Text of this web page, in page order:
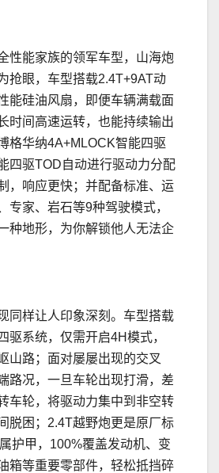
性能家族的领军车型，山海炮
抢眼，车型搭载2.4T+9AT动
能硅油风扇，即便车辆满载面
时间高速运转，也能持续输出
格华纳4A+MLOCK智能四驱
四驱TOD自动进行驱动力分配
，响应更快；并配备标准、运
专家、岩石等9种驾驶模式，
种地形，为你解锁他人无法企
同样让人印象深刻。车型搭载
驱系统，仅需开启4H模式，
山路；面对屡屡出现的交叉
路况，一旦车轮出现打滑，差
车轮，将驱动力集中到非空转
脱困；2.4T越野炮更是原厂标
护甲，100%覆盖发动机、变
箱等重要零部件，轻松抵挡碎